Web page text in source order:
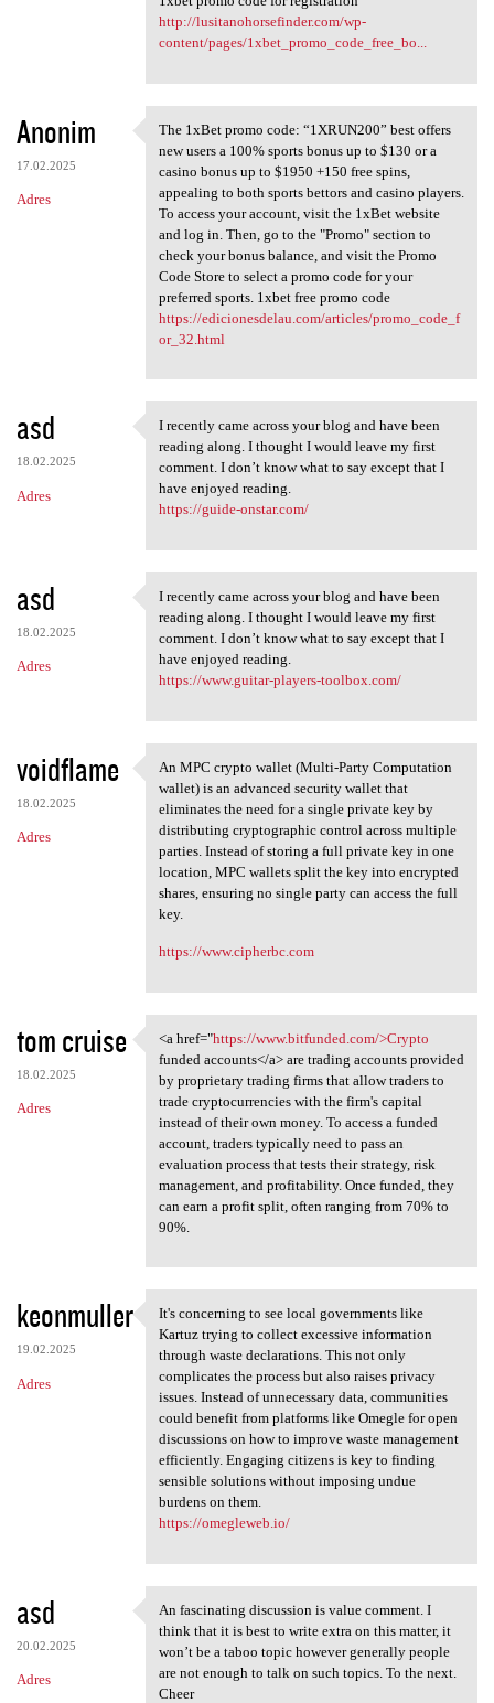
http://lusitanohorsefinder.com/wp-
content/pages/1xbet_promo_code_free_bo...
Anonim
17.02.2025
Adres
The 1xBet promo code:
The 1xBet promo code: “1XRUN200” best offers
new users a 100% sports bonus up to $130 or a
casino bonus up to $1950 +150 free spins,
appealing to both sports bettors and casino players.
To access your account, visit the 1xBet website
and log in. Then, go to the "Promo" section to
check your bonus balance, and visit the Promo
Code Store to select a promo code for your
preferred sports. 1xbet free promo code
https://edicionesdelau.com/articles/promo_code_f
or_32.html
asd
18.02.2025
Adres
I recently came across your
I recently came across your blog and have been
reading along. I thought I would leave my first
comment. I don’t know what to say except that I
have enjoyed reading.
https://guide-onstar.com/
asd
18.02.2025
Adres
I recently came across your
I recently came across your blog and have been
reading along. I thought I would leave my first
comment. I don’t know what to say except that I
have enjoyed reading.
https://www.guitar-players-toolbox.com/
voidflame
18.02.2025
Adres
An MPC crypto wallet (Multi
An MPC crypto wallet (Multi-Party Computation
wallet) is an advanced security wallet that
eliminates the need for a single private key by
distributing cryptographic control across multiple
parties. Instead of storing a full private key in one
location, MPC wallets split the key into encrypted
shares, ensuring no single party can access the full
key.
https://www.cipherbc.com
tom cruise
18.02.2025
Adres
<a href="https://www
<a href="https://www.bitfunded.com/>Crypto
funded accounts</a> are trading accounts provided
by proprietary trading firms that allow traders to
trade cryptocurrencies with the firm's capital
instead of their own money. To access a funded
account, traders typically need to pass an
evaluation process that tests their strategy, risk
management, and profitability. Once funded, they
can earn a profit split, often ranging from 70% to
90%.
keonmuller
19.02.2025
Adres
It's concerning to see local
It's concerning to see local governments like
Kartuz trying to collect excessive information
through waste declarations. This not only
complicates the process but also raises privacy
issues. Instead of unnecessary data, communities
could benefit from platforms like Omegle for open
discussions on how to improve waste management
efficiently. Engaging citizens is key to finding
sensible solutions without imposing undue
burdens on them.
https://omegleweb.io/
asd
20.02.2025
Adres
An fascinating discussion is
An fascinating discussion is value comment. I
think that it is best to write extra on this matter, it
won’t be a taboo topic however generally people
are not enough to talk on such topics. To the next.
Cheer